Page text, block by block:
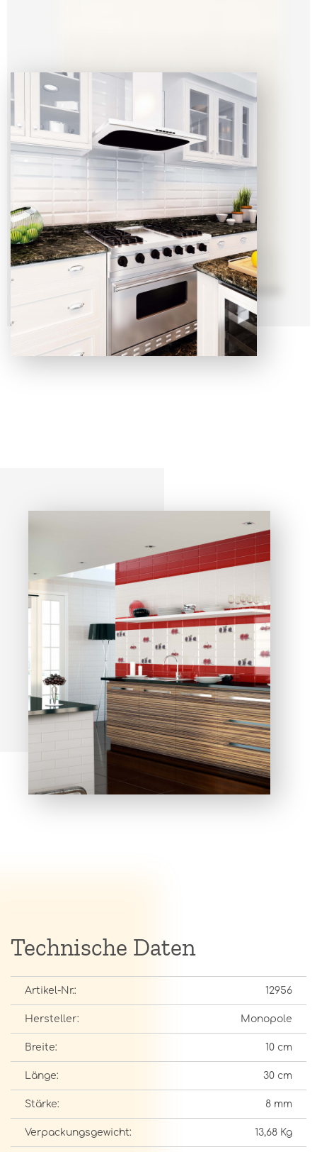
Technische Daten
Artikel-Nr.: 12956
Hersteller: Monopole
Breite: 10 cm
Länge: 30 cm
Stärke: 8 mm
Verpackungsgewicht: 13,68 Kg